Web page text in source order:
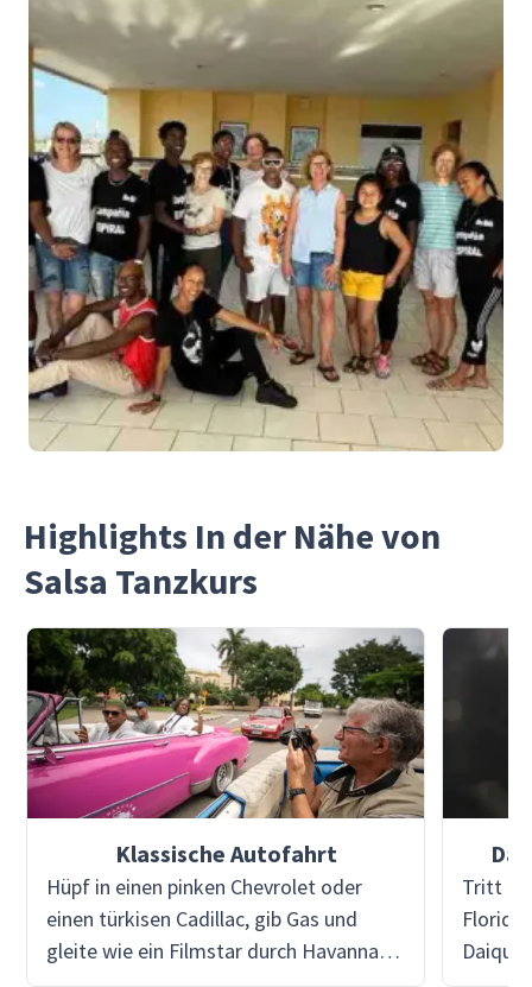
Highlights In der Nähe von
Salsa Tanzkurs
Klassische Autofahrt
Hüpf in einen pinken Chevrolet oder
einen türkisen Cadillac, gib Gas und
gleite wie ein Filmstar durch Havannas
Tritt